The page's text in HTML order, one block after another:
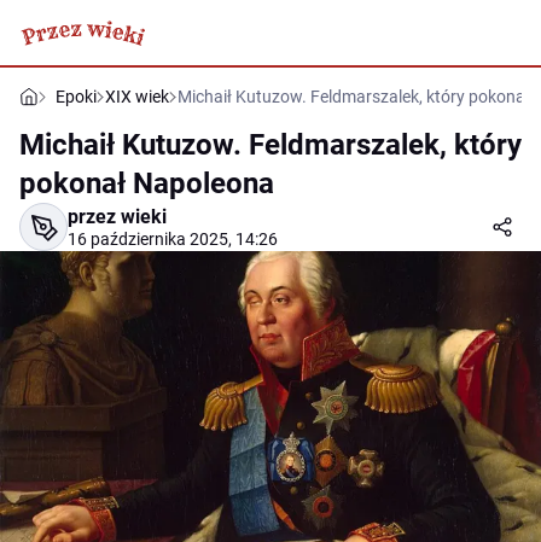
Epoki XIX wiek Michaił Kutuzow. Feldmarszalek, który pokonał
Michaił Kutuzow. Feldmarszalek, który
pokonał Napoleona
przez wieki
16 października 2025, 14:26